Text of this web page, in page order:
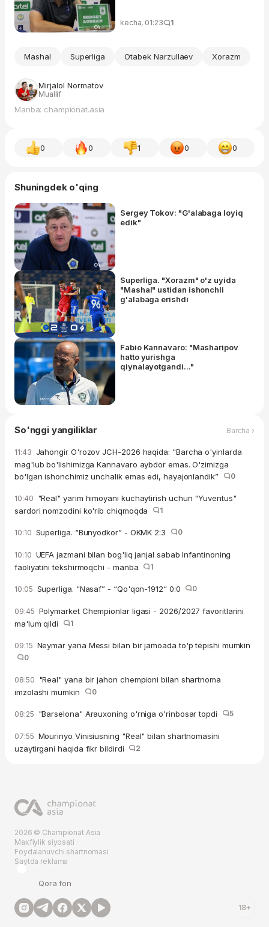
kecha, 01:23 1
Mashal Superliga Otabek Narzullaev Xorazm
Mirjalol Normatov
Muallif
Manba: championat.asia
0 0 1 0 0
Shuningdek o'qing
Sergey Tokov: "G'alabaga loyiq
edik"
Superliga. "Xorazm" o'z uyida
"Mashal" ustidan ishonchli
g'alabaga erishdi
Fabio Kannavaro: "Masharipov
hatto yurishga
qiynalayotgandi..."
So'nggi yangiliklar Barcha ›
11:43 Jahongir O'rozov JCH-2026 haqida: “Barcha o'yinlarda
mag'lub bo'lishimizga Kannavaro aybdor emas. O'zimizga
bo'lgan ishonchimiz unchalik emas edi, hayajonlandik”
0
10:40 "Real" yarim himoyani kuchaytirish uchun "Yuventus"
sardori nomzodini ko'rib chiqmoqda
1
10:10 Superliga. “Bunyodkor” - OKMK 2:3 0
10:10 UEFA jazmani bilan bog'liq janjal sabab Infantinoning
faoliyatini tekshirmoqchi - manba
1
10:05 Superliga. “Nasaf” - “Qo'qon-1912“ 0:0 0
09:45 Polymarket Chempionlar ligasi - 2026/2027 favoritlarini
ma'lum qildi
1
09:15 Neymar yana Messi bilan bir jamoada to'p tepishi mumkin
0
08:50 "Real" yana bir jahon chempioni bilan shartnoma
imzolashi mumkin
0
08:25 "Barselona" Arauxoning o'rniga o'rinbosar topdi 5
07:55 Mourinyo Vinisiusning "Real" bilan shartnomasini
uzaytirgani haqida fikr bildirdi
2
2026 © Championat.Asia
Maxfiylik siyosati
Foydalanuvchi shartnomasi
Saytda reklama
Qora fon
18+